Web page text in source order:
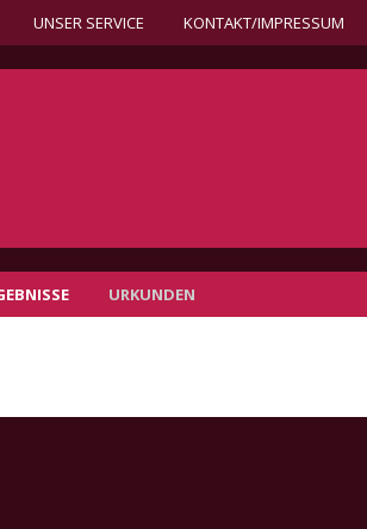
UNSER SERVICE KONTAKT/IMPRESSUM
URKUNDEN